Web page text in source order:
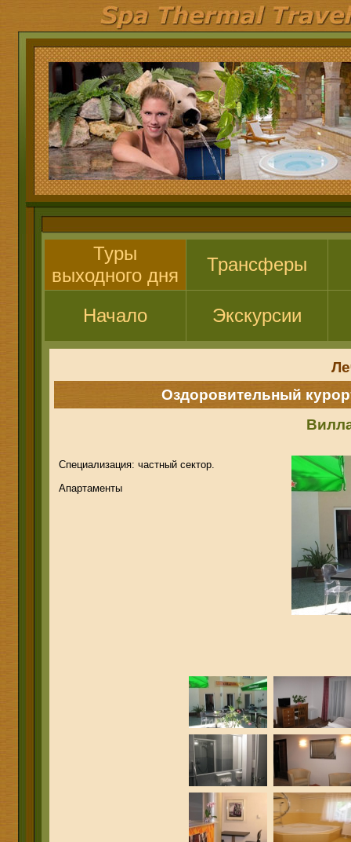
Туры
выходного дня
Трансферы
Начало Экскурсии
Оздоровительный
Специализация: частный сектор.
Апартаменты